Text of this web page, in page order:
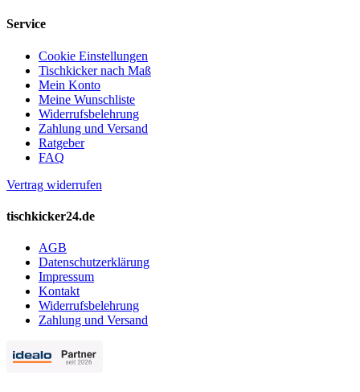
Service
Cookie Einstellungen
Tischkicker nach Maß
Mein Konto
Meine Wunschliste
Widerrufsbelehrung
Zahlung und Versand
Ratgeber
FAQ
Vertrag widerrufen
tischkicker24.de
AGB
Datenschutzerklärung
Impressum
Kontakt
Widerrufsbelehrung
Zahlung und Versand